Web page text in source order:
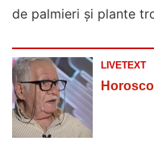
de palmieri și plante
LIVETEXT